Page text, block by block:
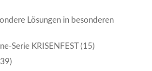
Lösungen in besonderen
Serie KRISENFEST(15)